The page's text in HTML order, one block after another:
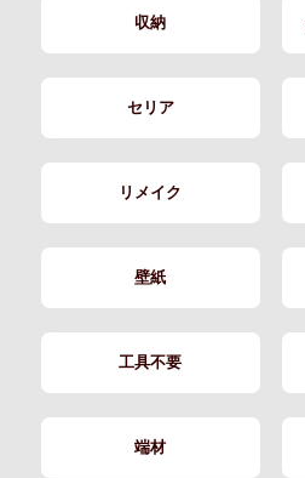
収納
セリア
リメイク
壁紙
工具不要
端材